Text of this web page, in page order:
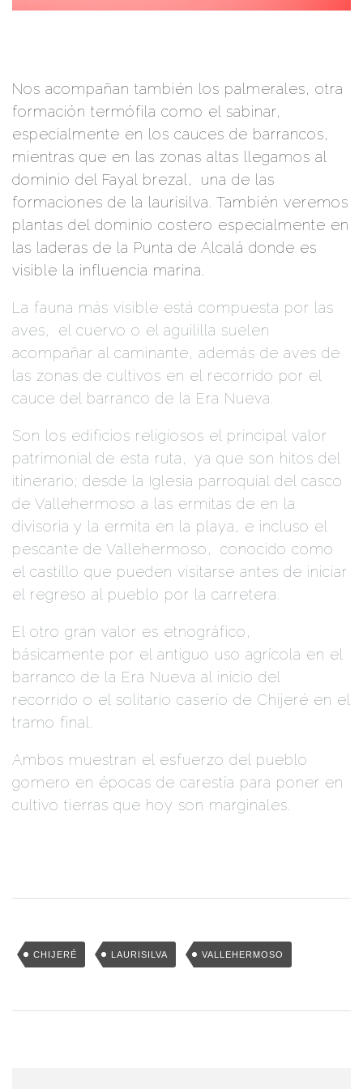
Nos acompañan también los palmerales, otra
formación termófila como el sabinar,
especialmente en los cauces de barrancos,
mientras que en las zonas altas llegamos al
dominio del Fayal brezal,
una de las
formaciones de la laurisilva. También veremos
plantas del dominio costero especialmente en
las laderas de la Punta de Alcalá donde es
visible la influencia marina.
La fauna más visible está compuesta por las
aves,
el cuervo o el aguililla suelen
acompañar al caminante, además de aves de
las zonas de cultivos en el recorrido por el
cauce del barranco de la Era Nueva.
Son los edificios religiosos el principal valor
patrimonial de esta ruta, ya que son hitos del
itinerario; desde la Iglesia parroquial del casco
de Vallehermoso a las ermitas de en la
divisoria y la ermita en la playa, e incluso el
pescante de Vallehermoso,
conocido como
el castillo que pueden visitarse antes de iniciar
el regreso al pueblo por la carretera.
El otro gran valor es etnográfico,
básicamente por el antiguo uso agrícola en el
barranco de la Era Nueva al inicio del
recorrido o el solitario caserío de Chijeré en el
tramo final.
Ambos muestran el esfuerzo del pueblo
gomero en épocas de carestía para poner en
cultivo tierras que hoy son marginales.
CHIJERÉ LAURISILVA VALLEHERMOSO